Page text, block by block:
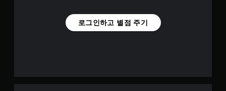
로그인하고 별점 주기